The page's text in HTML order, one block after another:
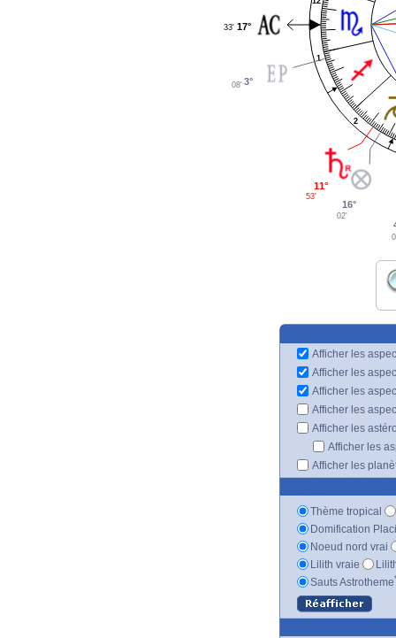
1
2
17°
33'
3°
08'
11°
53'
16°
02'
Afficher les
Afficher les
Afficher les
Afficher les
Afficher les
Afficher les
Afficher les
Thème tropical
Domification
Noeud nord vrai
Lilith vraie
Sauts Astrotheme